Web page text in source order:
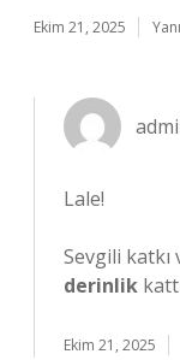
Ekim 21, 2025
Lale!
Sevgili
derinlik
Ekim 21, 2025